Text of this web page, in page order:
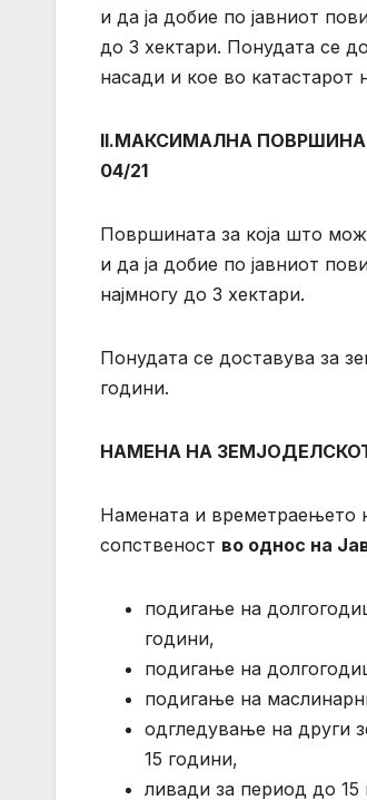
и да ја добие по јавниот
до 3 хектари. Понудата се
насади и кое во
II.МАКСИМАЛНА
04/21
Површината за која што
и да ја добие по јавниот
најмногу до 3 хектари.
Понудата се доставува за
години.
НАМЕНА НА
Намената и времетраењето
сопственост во однос на
подигање на
години,
подигање на
подигање на
одгледување на други
15 години,
ливади за период до 15